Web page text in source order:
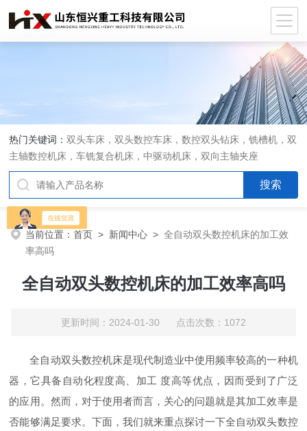
热门关键词：双头车床，双头数控车床，数控双头钻床，铣槽机，双
主轴数控机床，车铣复合机床，中驱动机床，双向主轴夹座
当前位置：首页 > 新闻中心 >全自动双头数控机床的加工效
率高吗
全自动双头数控机床的加工效率高吗
更新时间：2024-01-30 点击次数：1072
全自动双头数控机床是现代制造业中使用频率较高的一种机
器，它具备自动化程度高、加工 度高等优点，因而受到了广泛
的应用。然而，对于使用者而言，关心的问题就是其加工效率是
否能够满足要求。下面，我们就来重点探讨一下全自动双头数控